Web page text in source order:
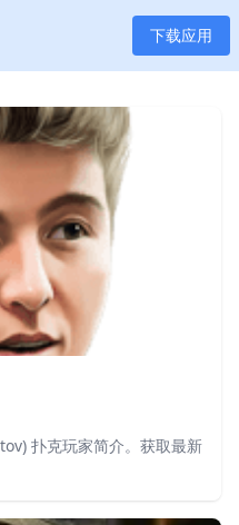
下载应用
扑克玩家简介。获取最新